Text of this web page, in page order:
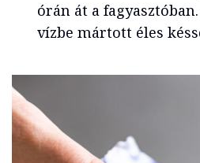
órán át a
vízbe mártott éles